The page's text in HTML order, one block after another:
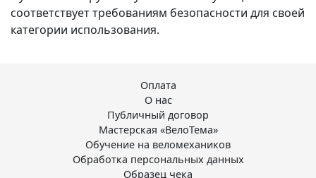
соответствует требованиям безопасности для своей
категории использования.
Оплата
О нас
Публичный договор
Мастерская «ВелоТема»
Обучение на веломехаников
Обработка персональных данных
Образец чека